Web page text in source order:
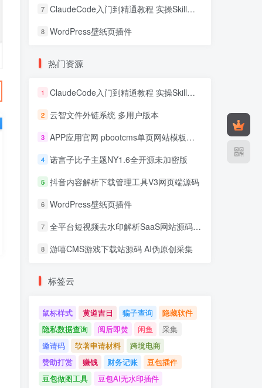
7 ClaudeCode入门到精通教程 实操Skill开发+企业级插件
8 WordPress壁纸页插件
热门资源
1 ClaudeCode入门到精通教程 实操Skill开发+企业级插件
2 云智文件外链系统 多用户版本
3 APP应用官网 pbootcms单页网站模板源码
4 诺言子比子主题NY1.6全开源未加密版
5 抖音内容解析下载管理工具V3网页端源码
6 WordPress壁纸页插件
7 全平台短视频去水印解析SaaS网站源码 去水印api总站开源版本
8 游嘻CMS游戏下载站源码 AI伪原创采集
标签云
鼠标样式 黄道吉日 骗子查询
隐藏软件
隐私数据查询
阅后即焚 闲鱼
采集
邀请码
软著申请材料
跨境电商
赞助打赏
赚钱 财务记账
豆包插件
豆包做图工具
豆包AI无水印插件